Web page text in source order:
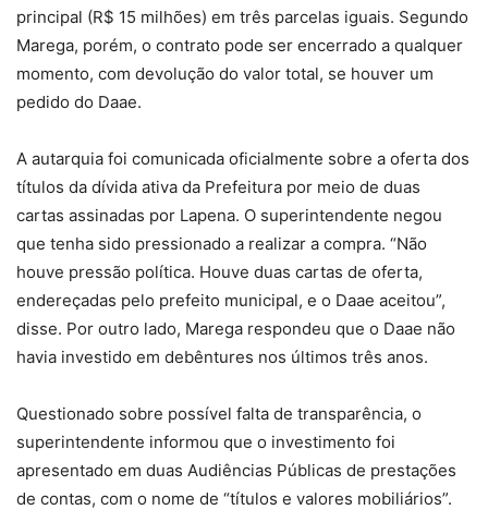
principal (R$ 15 milhões) em três parcelas iguais. Segundo
Marega, porém, o contrato pode ser encerrado a qualquer
momento, com devolução do valor total, se houver um
pedido do Daae.
A autarquia foi comunicada oficialmente sobre a oferta dos
títulos da dívida ativa da Prefeitura por meio de duas
cartas assinadas por Lapena. O superintendente negou
que tenha sido pressionado a realizar a compra. “Não
houve pressão política. Houve duas cartas de oferta,
endereçadas pelo prefeito municipal, e o Daae aceitou”,
disse. Por outro lado, Marega respondeu que o Daae não
havia investido em debêntures nos últimos três anos.
Questionado sobre possível falta de transparência, o
superintendente informou que o investimento foi
apresentado em duas Audiências Públicas de prestações
de contas, com o nome de “títulos e valores mobiliários”.